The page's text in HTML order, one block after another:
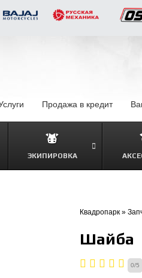
Продажа в кредит–
ЭКИПИРОВКА
Квадропарк »
Шайба
0/5